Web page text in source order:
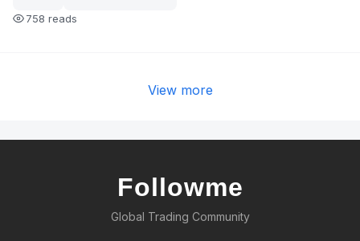
758 reads
View more
Followme
Global Trading Community